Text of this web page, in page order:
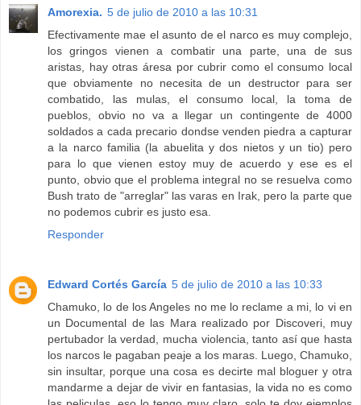
Amorexia. 5 de julio de 2010 a las 10:31
Efectivamente mae el asunto de el narco es muy complejo,
los gringos vienen a combatir una parte, una de sus
aristas, hay otras áresa por cubrir como el consumo local
que obviamente no necesita de un destructor para ser
combatido, las mulas, el consumo local, la toma de
pueblos, obvio no va a llegar un contingente de 4000
soldados a cada precario dondse venden piedra a capturar
a la narco familia (la abuelita y dos nietos y un tio) pero
para lo que vienen estoy muy de acuerdo y ese es el
punto, obvio que el problema integral no se resuelva como
Bush trato de "arreglar" las varas en Irak, pero la parte que
no podemos cubrir es justo esa.
Responder
Edward Cortés García 5 de julio de 2010 a las 10:33
Chamuko, lo de los Angeles no me lo reclame a mi, lo vi en
un Documental de las Mara realizado por Discoveri, muy
pertubador la verdad, mucha violencia, tanto así que hasta
los narcos le pagaban peaje a los maras. Luego, Chamuko,
sin insultar, porque una cosa es decirte mal bloguer y otra
mandarme a dejar de vivir en fantasias, la vida no es como